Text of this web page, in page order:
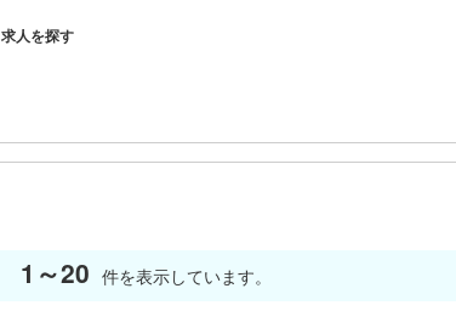
求人を探す
1～20 件を表示しています。